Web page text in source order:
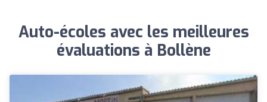
Auto-écoles avec les meilleures
évaluations à Bollène